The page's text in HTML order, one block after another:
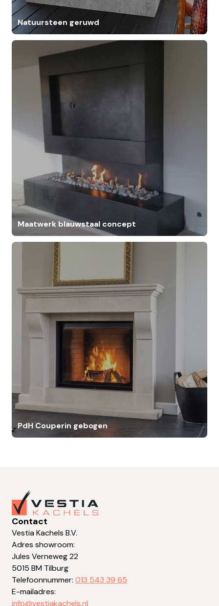
Natuursteen geruwd
Maatwerk blauwstaal concept
PdH Couperin gebogen
Contact
Vestia Kachels B.V.
Adres showroom:
Jules Verneweg 22
5015 BM Tilburg
Telefoonnummer: 013 543 39 65
E-mailadres:
info@vestiakachels.nl